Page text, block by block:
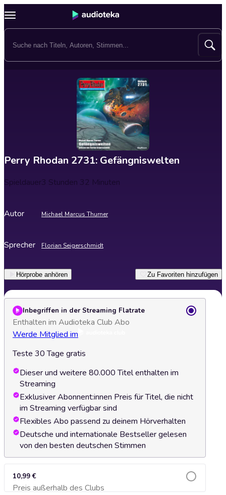
Perry Rhodan 2731: Gefängniswelten
Spieldauer3 Stunden 32 Minuten
Autor Michael Marcus Thurner
Sprecher Florian Seigerschmidt
Hörprobe anhören Zu Favoriten hinzufügen
Inbegriffen in der Streaming Flatrate
Enthalten im Audioteka Club Abo
Werde Mitglied im
Teste 30 Tage gratis
Dieser und weitere 80.000 Titel enthalten im
Streaming
Exklusiver Abonnent:innen Preis für Titel, die nicht
im Streaming verfügbar sind
Flexibles Abo passend zu deinem Hörverhalten
Deutsche und internationale Bestseller gelesen
von den besten deutschen Stimmen
10,99 €
Preis außerhalb des ClubsZum Warenkorb hinzufügen